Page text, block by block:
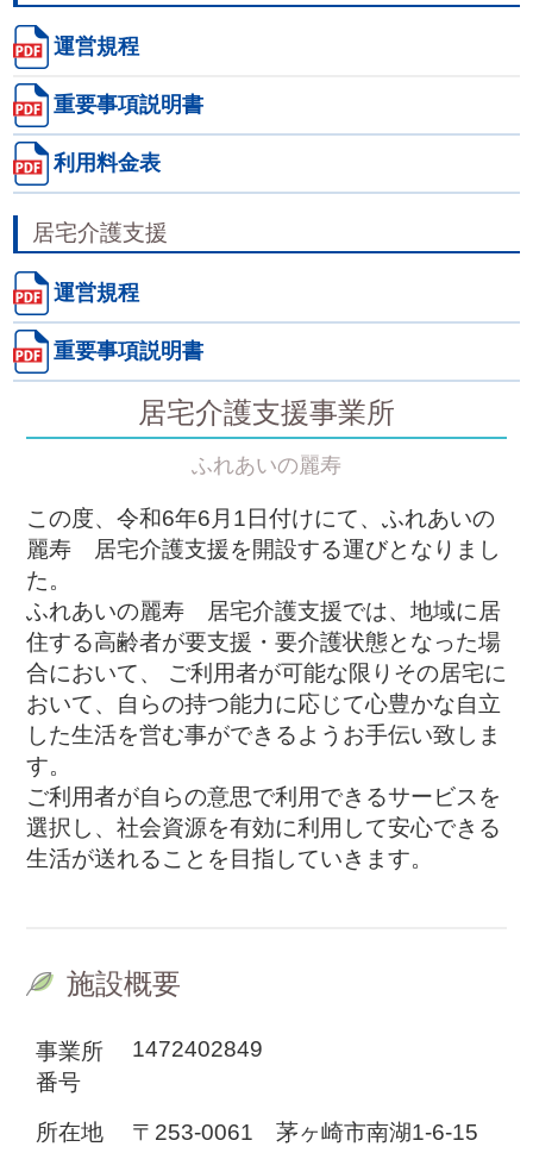
運営規程
重要事項説明書
利用料金表
居宅介護支援
運営規程
重要事項説明書
居宅介護支援事業所
ふれあいの麗寿
この度、令和6年6月1日付けにて、ふれあいの
麗寿 居宅介護支援を開設する運びとなりまし
た。
ふれあいの麗寿 居宅介護支援では、地域に居
住する高齢者が要支援・要介護状態となった場
合において、 ご利用者が可能な限りその居宅に
おいて、自らの持つ能力に応じて心豊かな自立
した生活を営む事ができるようお手伝い致しま
す。
ご利用者が自らの意思で利用できるサービスを
選択し、社会資源を有効に利用して安心できる
生活が送れることを目指していきます。
施設概要
事業所
番号
1472402849
所在地 〒253-0061 茅ヶ崎市南湖1-6-15